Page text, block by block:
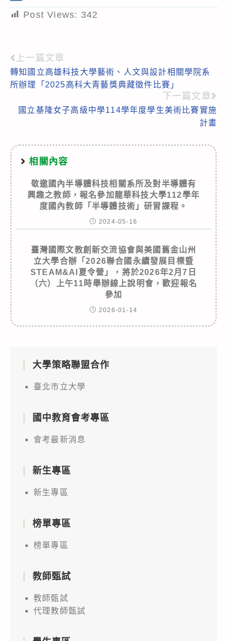
Post Views: 342
Read
more
上一篇文章
轉知國立高雄科技大學藝術、人文與設計相關學院系
所辦理「2025高科大青藝獎典藏徵件比賽」
下一篇文章
國立基隆女子高級中學114學年度學生美術比賽實施
計畫
相關內容
敬邀國內半導體科技相關系所及對半導體有
興趣之教師，報名參加龍華科技大學112學年
度國內教師「半導體技術」研習課程。
2024-05-16
臺灣國際文教創新交流協會與美國舊金山州
立大學合辦「2026聯合國永續發展目標暨
STEAM&AI夏令營」，將於2026年2月7日
（六）上午11時舉辦線上說明會，歡迎報名
參加
2026-01-14
大學策略聯盟合作
臺北市立大學
國中教育會考專區
會考最新消息
新生專區
新生專區
榜單專區
榜單專區
教師甄試
教師甄試
代理教師甄試